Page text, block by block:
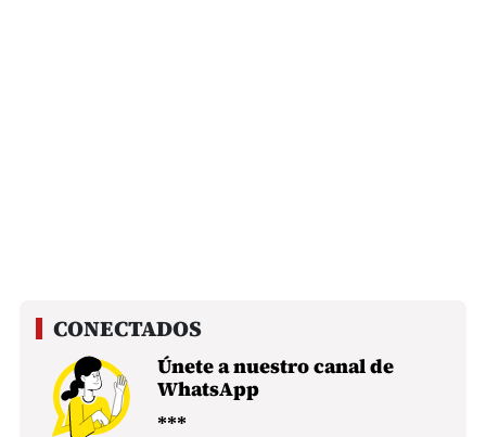
Únete a nuestro canal de
WhatsApp